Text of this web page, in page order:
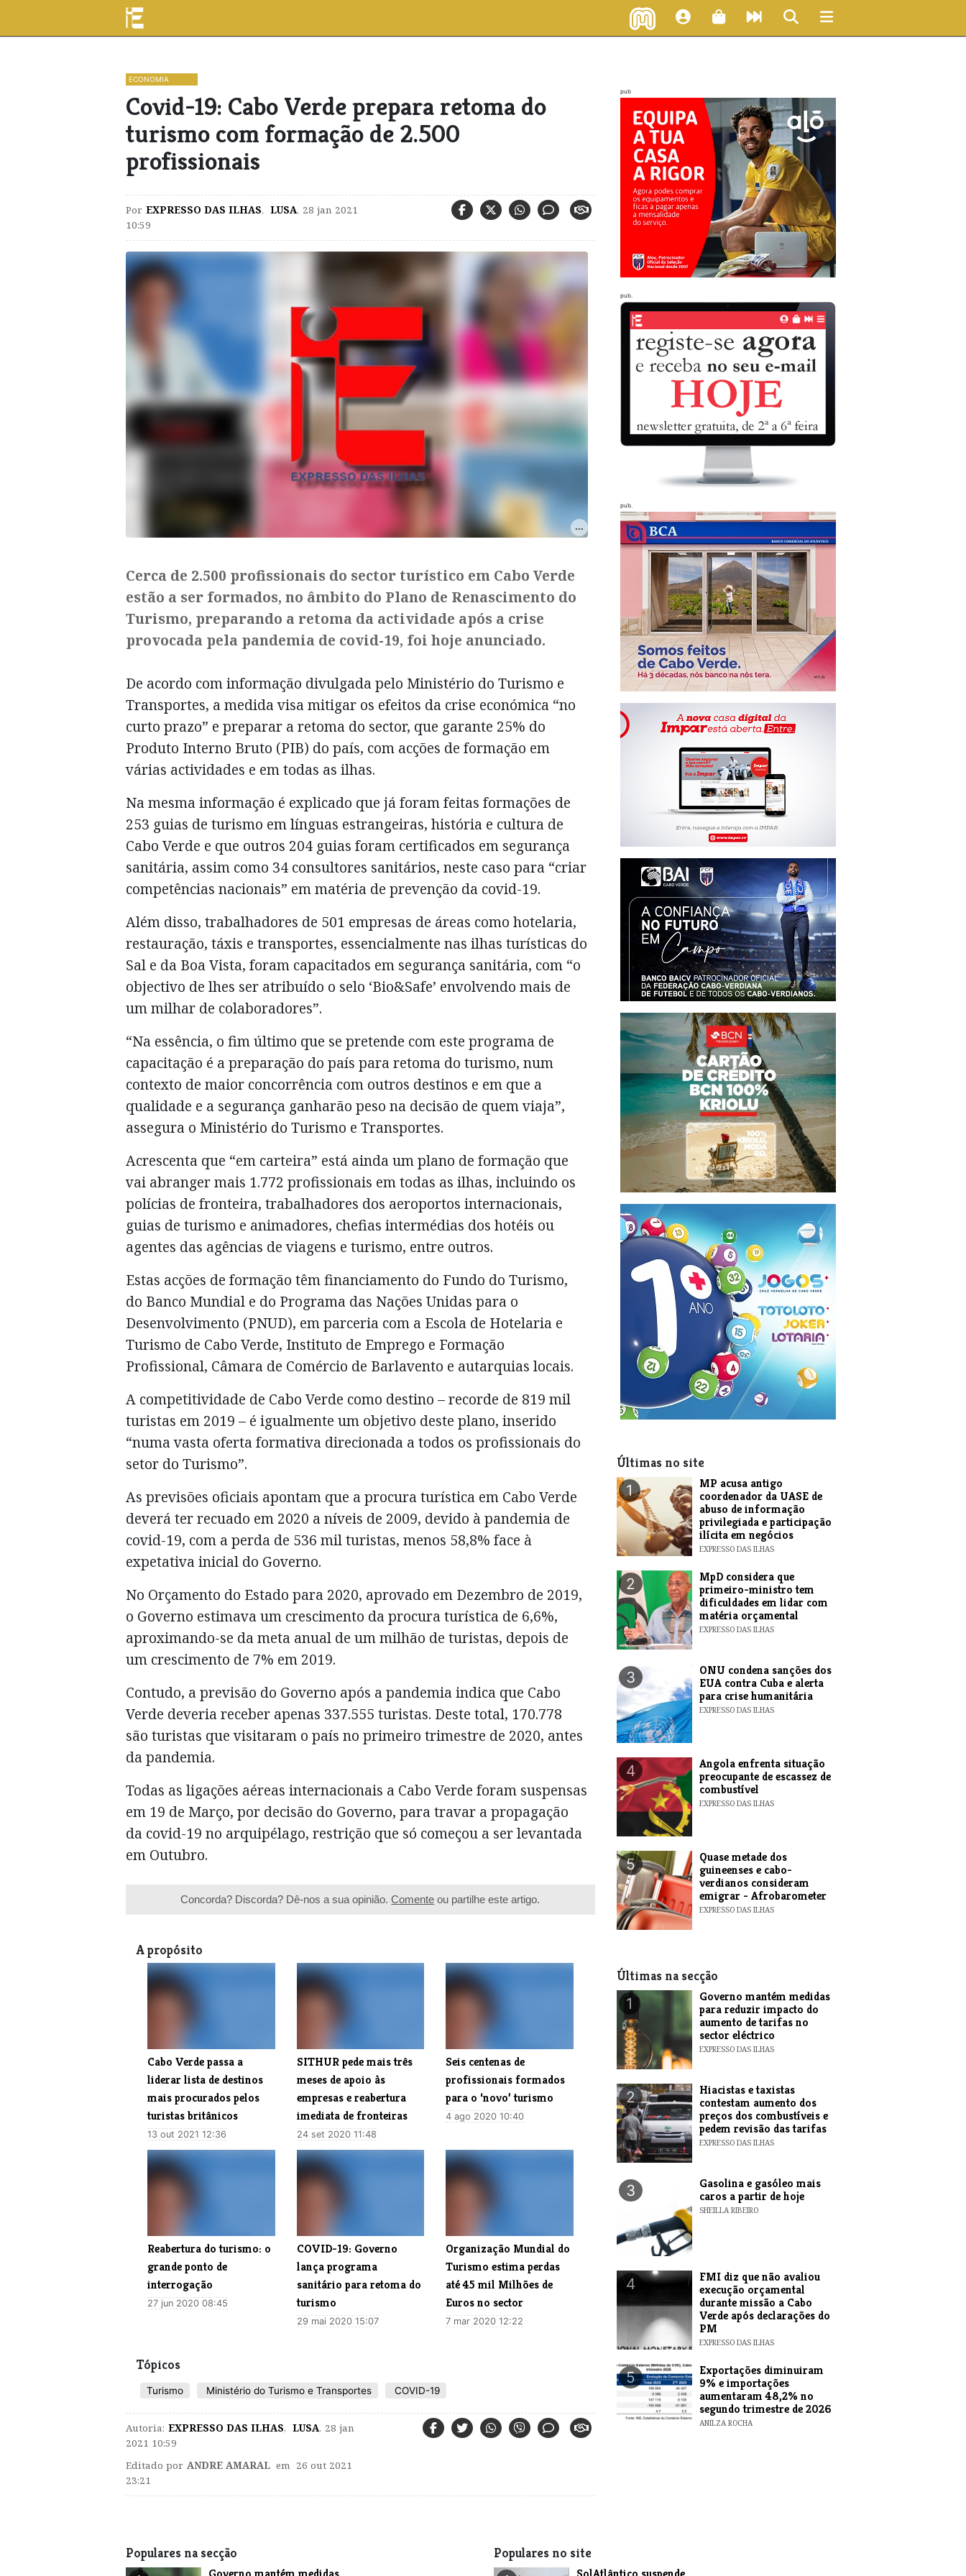
ECONOMIA
Covid-19: Cabo Verde prepara retoma do
turismo com formação de 2.500
profissionais
Por EXPRESSO DAS ILHAS, LUSA, 28 jan 2021
10:59
Cerca de 2.500 profissionais do sector turístico em Cabo Verde
estão a ser formados, no âmbito do Plano de Renascimento do
Turismo, preparando a retoma da actividade após a crise
provocada pela pandemia de covid-19, foi hoje anunciado.
De acordo com informação divulgada pelo Ministério do Turismo e
Transportes, a medida visa mitigar os efeitos da crise económica “no
curto prazo” e preparar a retoma do sector, que garante 25% do
Produto Interno Bruto (PIB) do país, com acções de formação em
várias actividades e em todas as ilhas.
Na mesma informação é explicado que já foram feitas formações de
253 guias de turismo em línguas estrangeiras, história e cultura de
Cabo Verde e que outros 204 guias foram certificados em segurança
sanitária, assim como 34 consultores sanitários, neste caso para “criar
competências nacionais” em matéria de prevenção da covid-19.
Além disso, trabalhadores de 501 empresas de áreas como hotelaria,
restauração, táxis e transportes, essencialmente nas ilhas turísticas do
Sal e da Boa Vista, foram capacitados em segurança sanitária, com “o
objectivo de lhes ser atribuído o selo ‘Bio&Safe’ envolvendo mais de
um milhar de colaboradores”.
“Na essência, o fim último que se pretende com este programa de
capacitação é a preparação do país para retoma do turismo, num
contexto de maior concorrência com outros destinos e em que a
qualidade e a segurança ganharão peso na decisão de quem viaja”,
assegura o Ministério do Turismo e Transportes.
Acrescenta que “em carteira” está ainda um plano de formação que
vai abranger mais 1.772 profissionais em todas as ilhas, incluindo os
polícias de fronteira, trabalhadores dos aeroportos internacionais,
guias de turismo e animadores, chefias intermédias dos hotéis ou
agentes das agências de viagens e turismo, entre outros.
Estas acções de formação têm financiamento do Fundo do Turismo,
do Banco Mundial e do Programa das Nações Unidas para o
Desenvolvimento (PNUD), em parceria com a Escola de Hotelaria e
Turismo de Cabo Verde, Instituto de Emprego e Formação
Profissional, Câmara de Comércio de Barlavento e autarquias locais.
A competitividade de Cabo Verde como destino – recorde de 819 mil
turistas em 2019 – é igualmente um objetivo deste plano, inserido
“numa vasta oferta formativa direcionada a todos os profissionais do
setor do Turismo”.
As previsões oficiais apontam que a procura turística em Cabo Verde
deverá ter recuado em 2020 a níveis de 2009, devido à pandemia de
covid-19, com a perda de 536 mil turistas, menos 58,8% face à
expetativa inicial do Governo.
No Orçamento do Estado para 2020, aprovado em Dezembro de 2019,
o Governo estimava um crescimento da procura turística de 6,6%,
aproximando-se da meta anual de um milhão de turistas, depois de
um crescimento de 7% em 2019.
Contudo, a previsão do Governo após a pandemia indica que Cabo
Verde deveria receber apenas 337.555 turistas. Deste total, 170.778
são turistas que visitaram o país no primeiro trimestre de 2020, antes
da pandemia.
Todas as ligações aéreas internacionais a Cabo Verde foram suspensas
em 19 de Março, por decisão do Governo, para travar a propagação
da covid-19 no arquipélago, restrição que só começou a ser levantada
em Outubro.
Concorda? Discorda? Dê-nos a sua opinião.Comente ou partilhe este artigo.
A propósito
Cabo Verde passa a
liderar lista de destinos
mais procurados pelos
turistas britânicos
13 out 2021 12:36
SITHUR pede mais três
meses de apoio às
empresas e reabertura
imediata de fronteiras
24 set 2020 11:48
Seis centenas de
profissionais formados
para o ‘novo’ turismo
4 ago 2020 10:40
Reabertura do turismo: o
grande ponto de
interrogação
27 jun 2020 08:45
COVID-19: Governo
lança programa
sanitário para retoma do
turismo
29 mai 2020 15:07
Organização Mundial do
Turismo estima perdas
até 45 mil Milhões de
Euros no sector
7 mar 2020 12:22
Tópicos
Turismo Ministério do Turismo e Transportes COVID-19
Autoria: EXPRESSO DAS ILHAS, LUSA, 28 jan
2021 10:59
Editado por ANDRE AMARAL em 26 out 2021
23:21
pub
pub.
pub.
Últimas no site
1
MP acusa antigo
coordenador da UASE de
abuso de informação
privilegiada e participação
ilícita em negócios
EXPRESSO DAS ILHAS
2
MpD considera que
primeiro-ministro tem
dificuldades em lidar com
matéria orçamental
EXPRESSO DAS ILHAS
3
ONU condena sanções dos
EUA contra Cuba e alerta
para crise humanitária
EXPRESSO DAS ILHAS
4
Angola enfrenta situação
preocupante de escassez de
combustível
EXPRESSO DAS ILHAS
5
Quase metade dos
guineenses e cabo-
verdianos consideram
emigrar - Afrobarometer
EXPRESSO DAS ILHAS
Últimas na secção
1
Governo mantém medidas
para reduzir impacto do
aumento de tarifas no
sector eléctrico
EXPRESSO DAS ILHAS
2
Hiacistas e taxistas
contestam aumento dos
preços dos combustíveis e
pedem revisão das tarifas
EXPRESSO DAS ILHAS
3
Gasolina e gasóleo mais
caros a partir de hoje
SHEILLA RIBEIRO
4
FMI diz que não avaliou
execução orçamental
durante missão a Cabo
Verde após declarações do
PM
EXPRESSO DAS ILHAS
5
Exportações diminuiram
9% e importações
aumentaram 48,2% no
segundo trimestre de 2026
ANILZA ROCHA
Populares na secção Populares no site